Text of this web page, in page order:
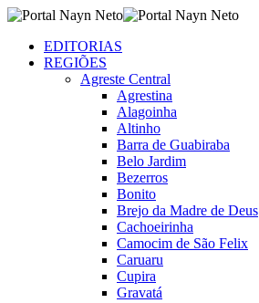
EDITORIAS
REGIÕES
Agreste Central
Agrestina
Alagoinha
Altinho
Barra de Guabiraba
Belo Jardim
Bezerros
Bonito
Brejo da Madre de Deus
Cachoeirinha
Camocim de São Felix
Caruaru
Cupira
Gravatá